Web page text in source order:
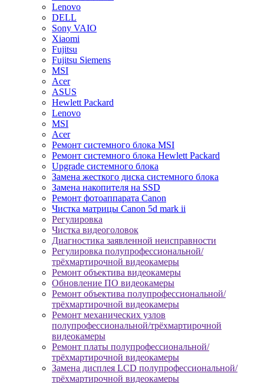
Lenovo
DELL
Sony VAIO
Xiaomi
Fujitsu
Fujitsu Siemens
MSI
Acer
ASUS
Hewlett Packard
Lenovo
MSI
Acer
Ремонт системного блока MSI
Ремонт системного блока Hewlett Packard
Upgrade системного блока
Замена жесткого диска системного блока
Замена накопителя на SSD
Ремонт фотоаппарата Canon
Чистка матрицы Canon 5d mark ii
Регулировка
Чистка видеоголовок
Диагностика заявленной неисправности
Регулировка полупрофессиональной/
трёхмартирочной видеокамеры
Ремонт объектива видеокамеры
Обновление ПО видеокамеры
Ремонт объектива полупрофессиональной/
трёхмартирочной видеокамеры
Ремонт механических узлов
полупрофессиональной/трёхмартирочной
видеокамеры
Ремонт платы полупрофессиональной/
трёхмартирочной видеокамеры
Замена дисплея LCD полупрофессиональной/
трёхмартирочной видеокамеры